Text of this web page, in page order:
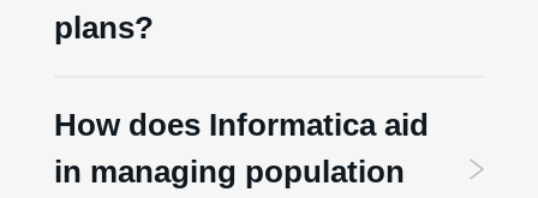
plans?
How does Informatica aid
in managing population